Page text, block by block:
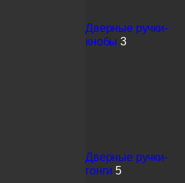
Дверные ручки-
кнобы 3
Дверные ручки-
гонги 5